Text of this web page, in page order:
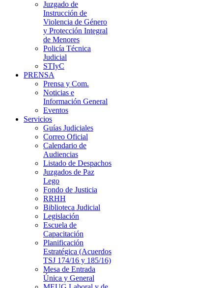
Juzgado de
Instrucción de
Violencia de Género
y Protección Integral
de Menores
Policía Técnica
Judicial
STIyC
PRENSA
Prensa y Com.
Noticias e
Información General
Eventos
Servicios
Guías Judiciales
Correo Oficial
Calendario de
Audiencias
Listado de Despachos
Juzgados de Paz
Lego
Fondo de Justicia
RRHH
Biblioteca Judicial
Legislación
Escuela de
Capacitación
Planificación
Estratégica (Acuerdos
TSJ 174/16 y 185/16)
Mesa de Entrada
Única y General